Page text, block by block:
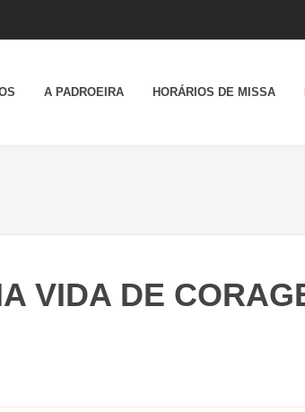
A PADROEIRA HORÁRIOS DE MISSA
VIDA DE